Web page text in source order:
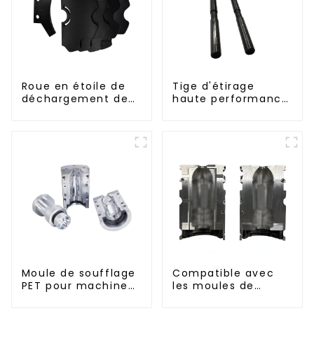
Roue en étoile de
déchargement de
Tige d'étirage
haute performance
Moule de soufflage
PET pour machine
Compatible avec
les moules de